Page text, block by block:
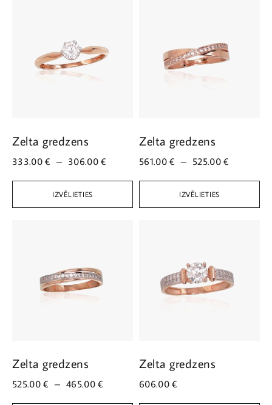
IZVĒLIETIES
Zelta gredzens
306.00€
–
333.00€
IZVĒLIETIES
Zelta gredzens
525.00€
–
561.00€
Zelta gredzens
465.00€
–
525.00€
Zelta gredzens
606.00€